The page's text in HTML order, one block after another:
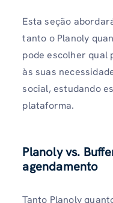
Esta seção
tanto o Planoly
pode escolher qual
às suas
social, estudando
plataforma.
Planoly vs.
agendamento
Tanto Planoly